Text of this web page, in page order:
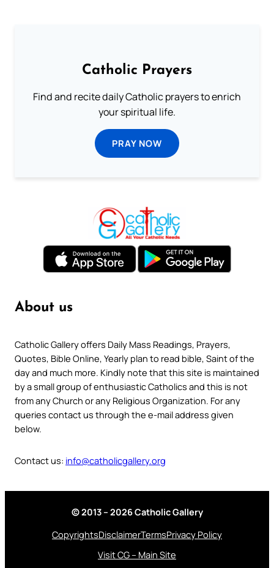
Catholic Prayers
Find and recite daily Catholic prayers to enrich
your spiritual life.
PRAY NOW
About us
Catholic Gallery offers Daily Mass Readings, Prayers,
Quotes, Bible Online, Yearly plan to read bible, Saint of the
day and much more. Kindly note that this site is maintained
by a small group of enthusiastic Catholics and this is not
from any Church or any Religious Organization. For any
queries contact us through the e-mail address given
below.
Contact us: info@catholicgallery.org
© 2013 – 2026 Catholic Gallery
CopyrightsDisclaimerTermsPrivacy Policy
Visit CG – Main Site